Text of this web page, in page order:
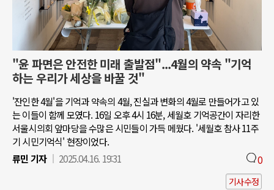
"윤 파면은 안전한 미래 출발점"...4월의 약속 "기억
하는 우리가 세상을 바꿀 것"
'잔인한 4월'을 기억과 약속의 4월, 진실과 변화의 4월로 만들어가고 있
는 이들이 함께 모였다. 16일 오후 4시 16분, 세월호 기억공간이 자리한
서울시의회 앞마당을 수많은 시민들이 가득 메웠다. '세월호 참사 11주
기 시민기억식' 현장이었다.
류민 기자
2025.04.16. 19:31 0
기사수정